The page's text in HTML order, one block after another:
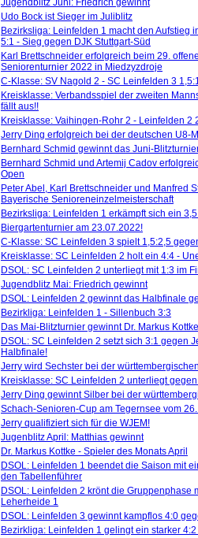
Jugendblitz Juni: Friedrich gewinnt
Udo Bock ist Sieger im Juliblitz
Bezirksliga: Leinfelden 1 macht den Aufstieg
5:1 - Sieg gegen DJK Stuttgart-Süd
Karl Brettschneider erfolgreich beim 29.
Seniorenturnier 2022 in Miedzyzdroje
C-Klasse: SV Nagold 2 - SC Leinfelden 3
Kreisklasse: Verbandsspiel der zweiten
fällt aus!!
Kreisklasse: Vaihingen-Rohr 2 - Leinfelden 2
Jerry Ding erfolgreich bei der deutschen U8-
Bernhard Schmid gewinnt das Juni-
Bernhard Schmid und Artemij Cadov
Open
Peter Abel, Karl Brettschneider und Manfred
Bayerische Senioreneinzelmeisterschaft
Bezirksliga: Leinfelden 1 erkämpft sich ein
Biergartenturnier am 23.07.2022!
C-Klasse: SC Leinfelden 3 spielt 1,5:2,5
Kreisklasse: SC Leinfelden 2 holt ein 4:4 -
DSOL: SC Leinfelden 2 unterliegt mit 1:3 im
Jugendblitz Mai: Friedrich gewinnt
DSOL: Leinfelden 2 gewinnt das Halbfinale
Bezirkliga: Leinfelden 1 - Sillenbuch 3:3
Das Mai-Blitzturnier gewinnt Dr. Markus
DSOL: SC Leinfelden 2 setzt sich 3:1 gegen
Halbfinale!
Jerry wird Sechster bei der
Kreisklasse: SC Leinfelden 2 unterliegt
Jerry Ding gewinnt Silber bei der
Schach-Senioren-Cup am Tegernsee vom
Jerry qualifiziert sich für die WJEM!
Jugenblitz April: Matthias gewinnt
Dr. Markus Kottke - Spieler des Monats April
DSOL: Leinfelden 1 beendet die Saison mit
den Tabellenführer
DSOL: Leinfelden 2 krönt die Gruppenphase
Leherheide 1
DSOL: Leinfelden 3 gewinnt kampflos 4:0
Bezirkliga: Leinfelden 1 gelingt ein starker